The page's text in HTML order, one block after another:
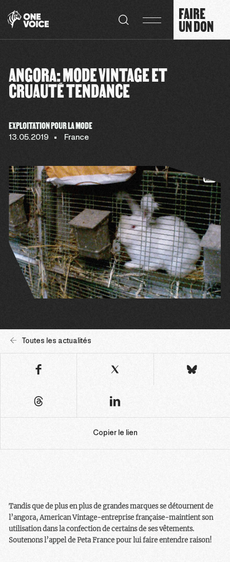
FAIRE
UN DON
ANGORA: MODE VINTAGE ET
CRUAUTÉ TENDANCE
EXPLOITATION POUR LA MODE
13.05.2019 France
Toutes les actualités
Copier le lien
Tandis que de plus en plus de grandes marques se détournent de
l’angora, American Vintage-entreprise française-maintient son
utilisation dans la confection de certains de ses vêtements.
Soutenons l’appel de Peta France pour lui faire entendre raison!